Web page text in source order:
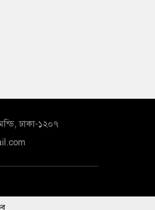
ঢাকা-১২০৭